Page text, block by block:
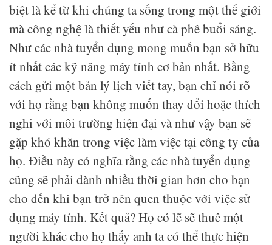
biệt là kể từ khi chúng ta sống trong một thế giới
mà công nghệ là thiết yếu như cà phê buổi sáng.
Như các nhà tuyển dụng mong muốn bạn sở hữu
ít nhất các kỹ năng máy tính cơ bản nhất. Bằng
cách gửi một bản lý lịch viết tay, bạn chỉ nói rõ
với họ rằng bạn không muốn thay đổi hoặc thích
nghi với môi trường hiện đại và như vậy bạn sẽ
gặp khó khăn trong việc làm việc tại công ty của
họ. Điều này có nghĩa rằng các nhà tuyển dụng
cũng sẽ phải dành nhiều thời gian hơn cho bạn
cho đến khi bạn trở nên quen thuộc với việc sử
dụng máy tính. Kết quả? Họ có lẽ sẽ thuê một
người khác cho họ thấy anh ta có thể thực hiện